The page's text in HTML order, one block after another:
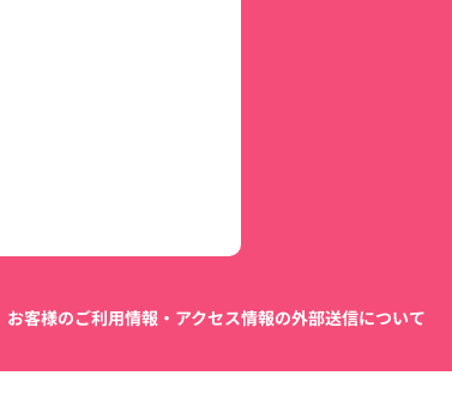
お客様のご利用情報・アクセス情報の外部送信について